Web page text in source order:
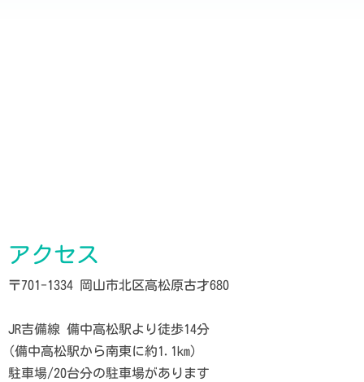
アクセス
〒701-1334 岡山市北区高松原古才680
JR吉備線 備中高松駅より徒歩14分
(備中高松駅から南東に約1.1km)
駐車場/20台分の駐車場があります